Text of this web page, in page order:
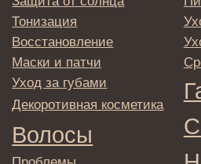
© 2025 Institute Store